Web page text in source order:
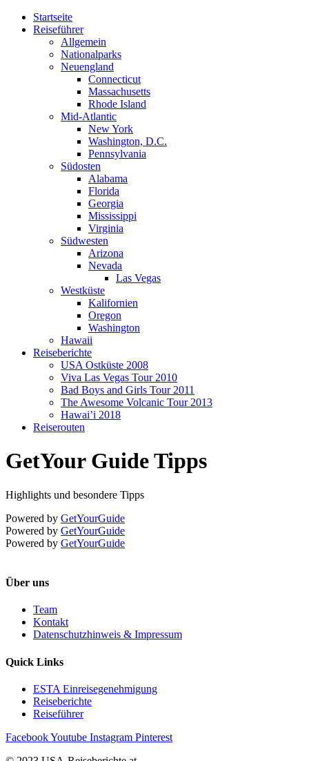
Startseite
Reiseführer
Allgemein
Nationalparks
Neuengland
Connecticut
Massachusetts
Rhode Island
Mid-Atlantic
New York
Washington, D.C.
Pennsylvania
Südosten
Alabama
Florida
Georgia
Mississippi
Virginia
Südwesten
Arizona
Nevada
Las Vegas
Westküste
Kalifornien
Oregon
Washington
Hawaii
Reiseberichte
USA Ostküste 2008
Viva Las Vegas Tour 2010
Bad Boys and Girls Tour 2011
The Awesome Volcanic Tour 2013
Hawai’i 2018
Reiserouten
GetYour Guide Tipps
Highlights und besondere Tipps
Powered by GetYourGuide
Powered by GetYourGuide
Powered by GetYourGuide
Über uns
Team
Kontakt
Datenschutzhinweis & Impressum
Quick Links
ESTA Einreisegenehmigung
Reiseberichte
Reiseführer
FacebookYoutube Instagram Pinterest